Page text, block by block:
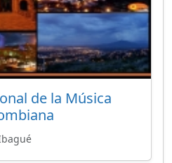
de la Música